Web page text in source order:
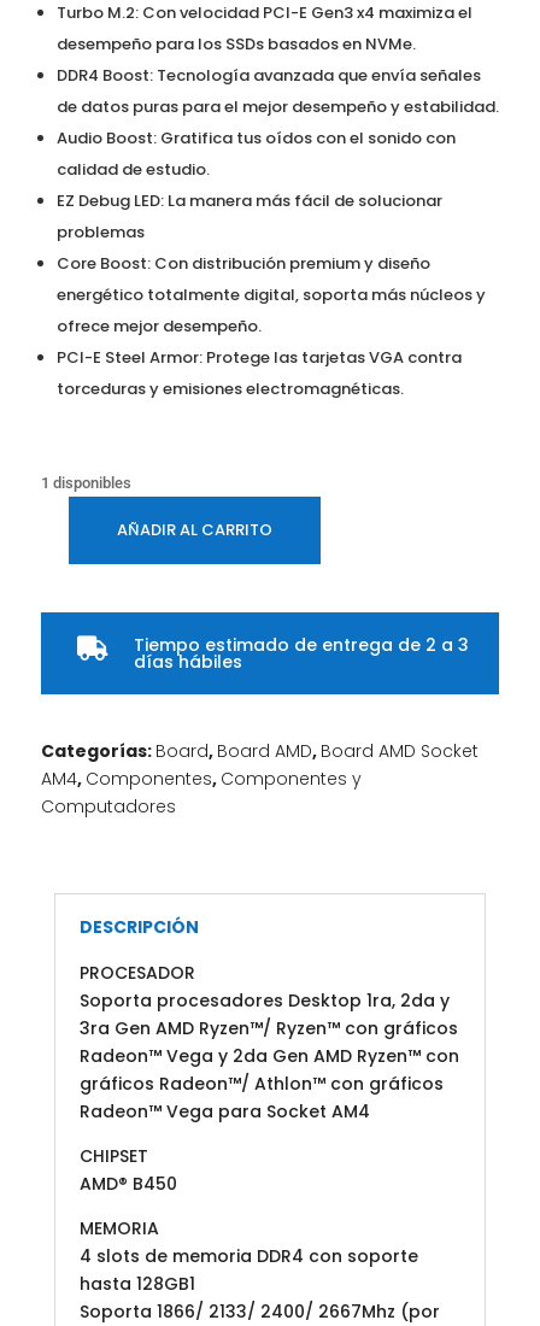
Turbo M.2: Con velocidad PCI-E Gen3 x4 maximiza el
desempeño para los SSDs basados en NVMe.
DDR4 Boost: Tecnología avanzada que envía señales
de datos puras para el mejor desempeño y estabilidad.
Audio Boost: Gratifica tus oídos con el sonido con
calidad de estudio.
EZ Debug LED: La manera más fácil de solucionar
problemas
Core Boost: Con distribución premium y diseño
energético totalmente digital, soporta más núcleos y
ofrece mejor desempeño.
PCI-E Steel Armor: Protege las tarjetas VGA contra
torceduras y emisiones electromagnéticas.
1 disponibles
/
DDR4
128GB
AÑADIR AL CARRITO
 Tiempo estimado de entrega de 2 a 3
días hábiles
Categorías: Board, Board AMD, Board AMD Socket
AM4, Componentes, Componentes y
Computadores
DESCRIPCIÓN
PROCESADOR
Soporta procesadores Desktop 1ra, 2da y
3ra Gen AMD Ryzen™/ Ryzen™ con gráficos
Radeon™ Vega y 2da Gen AMD Ryzen™ con
gráficos Radeon™/ Athlon™ con gráficos
Radeon™ Vega para Socket AM4
CHIPSET
AMD® B450
MEMORIA
4 slots de memoria DDR4 con soporte
hasta 128GB1
Soporta 1866/ 2133/ 2400/ 2667Mhz (por